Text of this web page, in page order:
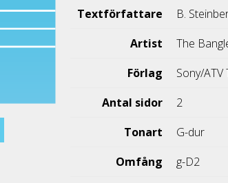
Textförfattare
B.
Artist
The
Förlag
Sony/
Antal sidor
2
Tonart
G-dur
Omfång
g-D2